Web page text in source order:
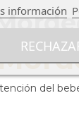
del
información